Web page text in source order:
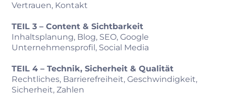
Vertrauen, Kontakt
TEIL 3 – Content & Sichtbarkeit
Inhaltsplanung, Blog, SEO, Google
Unternehmensprofil, Social Media
TEIL 4 – Technik, Sicherheit & Qualität
Rechtliches, Barrierefreiheit, Geschwindigkeit,
Sicherheit, Zahlen